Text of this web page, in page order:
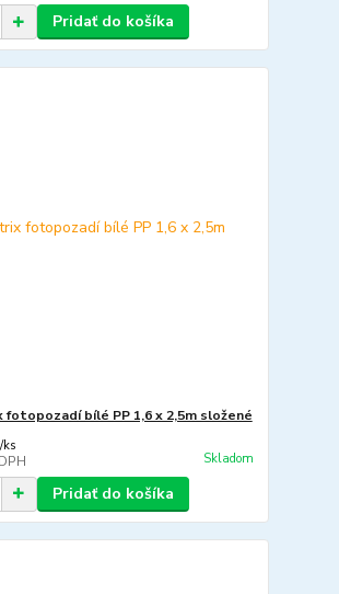
Pridať do košíka
fotopozadí bílé PP 1,6 x 2,5m složené
/ks
Skladom
Pridať do košíka